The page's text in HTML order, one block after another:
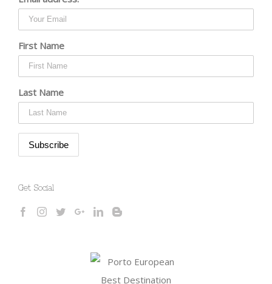
First Name
Last Name
Get Social